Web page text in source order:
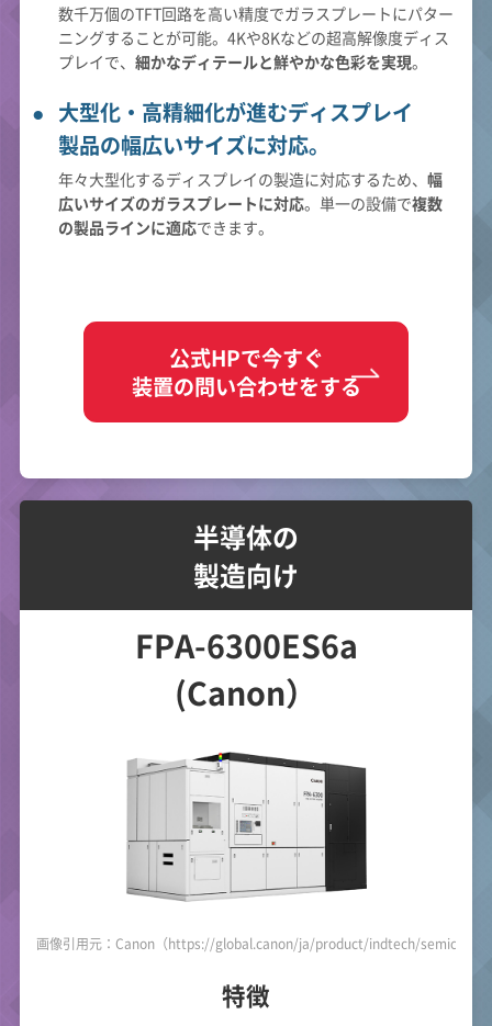
数千万個のTFT回路を高い精度でガラスプレートにパター
ニングすることが可能。4Kや8Kなどの超高解像度ディス
プレイで、 細かなディテールと鮮やかな色彩を実現。
大型化・高精細化が進むディスプレイ
製品の幅広いサイズに対応。
年々大型化するディスプレイの製造に対応するため、 幅
広いサイズのガラスプレートに対応。単一の設備で複数
の製品ラインに適応できます。
公式HPで今すぐ
装置の問い合わせをする
半導体の
製造向け
FPA-6300ES6a
(Canon）
画像引用元：Canon（https://global.canon/ja/product/indtech/semicon/
特徴